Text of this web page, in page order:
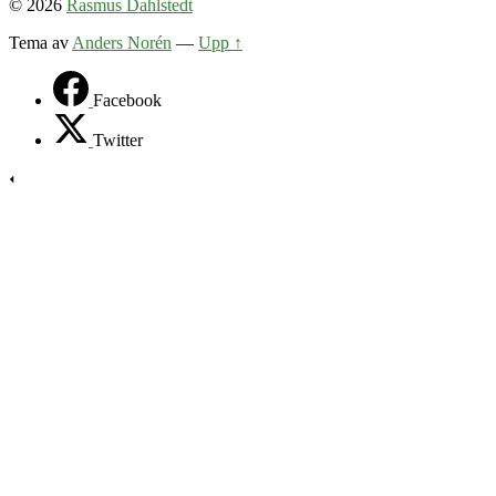
© 2026 Rasmus Dahlstedt
Tema av Anders Norén — Upp ↑
Facebook
Twitter